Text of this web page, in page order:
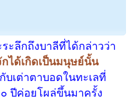
ะลึกถึงบาลีที่ได้กล่าวว่า
ได้เกิดเป็นมนุษย์นั้น
บเต่าตาบอดในทะเลที่
ปีค่อยโผล่ขึ้นมาครั้ง